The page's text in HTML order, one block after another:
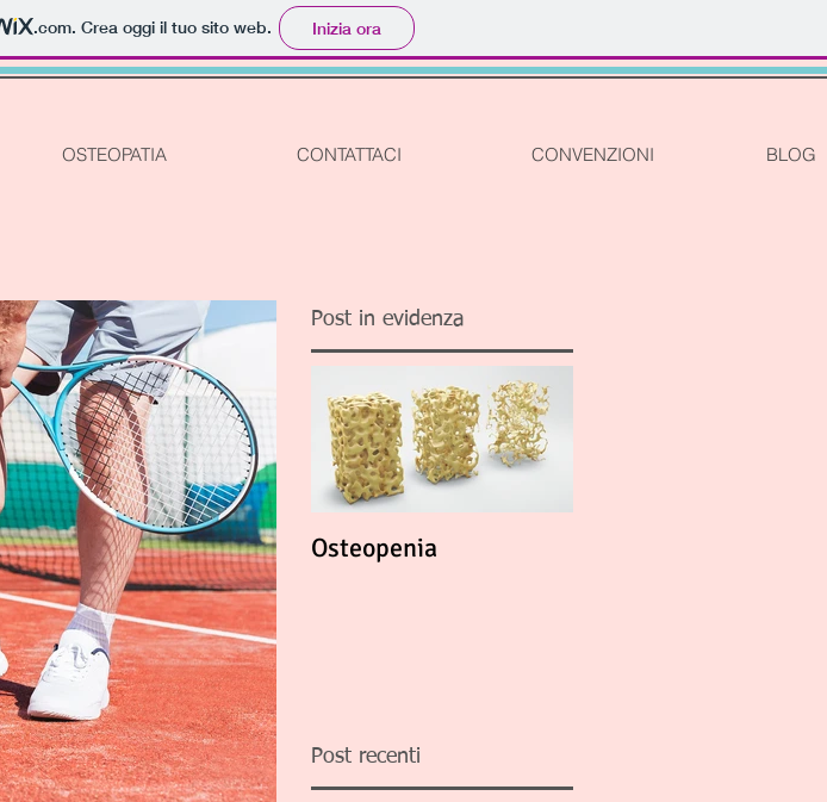
.com. Crea oggi il tuo sito web. Inizia ora
OSTEOPATIA CONTATTACI CONVENZIONI BLOG
Post in evidenza
Osteopenia
Post recenti